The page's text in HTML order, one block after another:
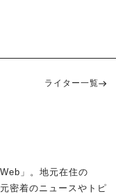
ライター一覧
」。地元在住の
密着のニュースやトピ